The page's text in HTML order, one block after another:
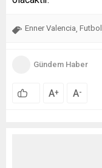
Enner Valencia Futbol
Gündem Haber
A+ A-